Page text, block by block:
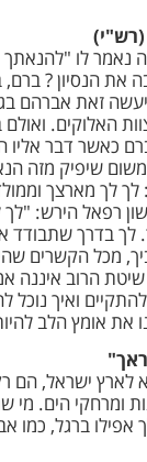
ולטובתך" דבר
בדבר זה גופו
בגלל "הנאתו
ואולם באמת אברהם
אליו ה' " שהלך רק
הנאה וטובה .
ומבית
"לך לך" – לך
אותך מארצך
שהיו לך עד כה.
אמת – עבוד את
להתקיים,
להיות במיעוט.
רק מוציאי דיבת
מי שרוצה באמת
אברהם אבינו